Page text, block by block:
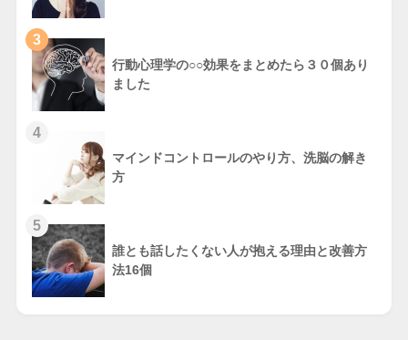
3
行動心理学の○○効果をまとめたら３０個あり
ました
4
マインドコントロールのやり方、洗脳の解き
方
5
誰とも話したくない人が抱える理由と改善方
法16個